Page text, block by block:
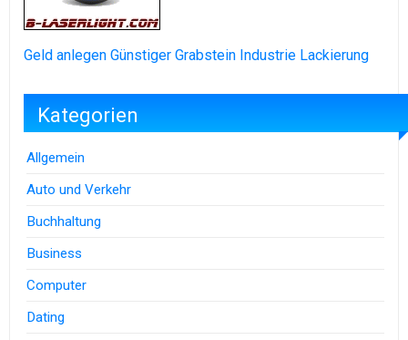
Geld anlegen Günstiger Grabstein Industrie Lackierung
Kategorien
Allgemein
Auto und Verkehr
Buchhaltung
Business
Computer
Dating